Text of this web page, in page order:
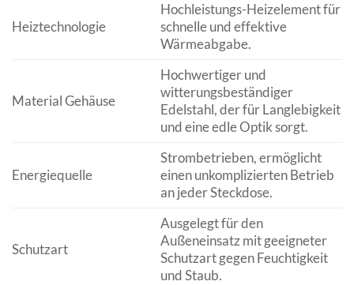
Heiztechnologie
Hochleistungs-Heizelement für
schnelle und effektive
Wärmeabgabe.
Material Gehäuse
Hochwertiger und
witterungsbeständiger
Edelstahl, der für Langlebigkeit
und eine edle Optik sorgt.
Energiequelle
Strombetrieben, ermöglicht
einen unkomplizierten Betrieb
an jeder Steckdose.
Schutzart
Ausgelegt für den
Außeneinsatz mit geeigneter
Schutzart gegen Feuchtigkeit
und Staub.